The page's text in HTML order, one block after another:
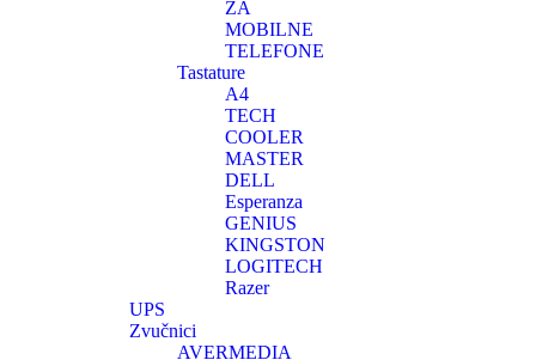
ZA
MOBILNE
TELEFONE
Tastature
A4
TECH
COOLER
MASTER
DELL
Esperanza
GENIUS
KINGSTON
LOGITECH
Razer
UPS
Zvučnici
AVERMEDIA